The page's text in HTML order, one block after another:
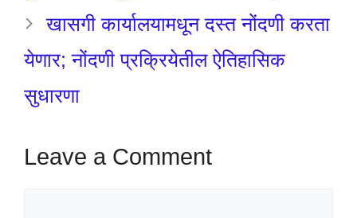
खासगी कार्यालयामधून दस्त नोंदणी करता
येणार; नोंदणी प्रक्रियेतील ऐतिहासिक
सुधारणा
Leave a Comment